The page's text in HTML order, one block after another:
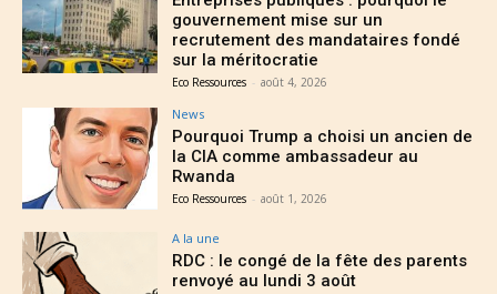
gouvernement mise sur un
recrutement des mandataires fondé
sur la méritocratie
Eco Ressources - août 4, 2026
News
Pourquoi Trump a choisi un ancien de
la CIA comme ambassadeur au
Rwanda
Eco Ressources - août 1, 2026
A la une
RDC : le congé de la fête des parents
renvoyé au lundi 3 août